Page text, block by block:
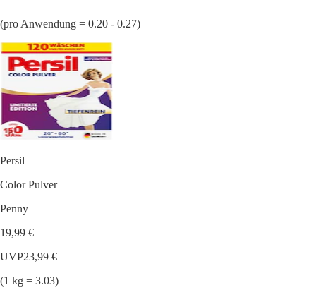
(pro Anwendung = 0.20 - 0.27)
Persil
Color Pulver
Penny
19,99 €
UVP23,99 €
(1 kg = 3.03)